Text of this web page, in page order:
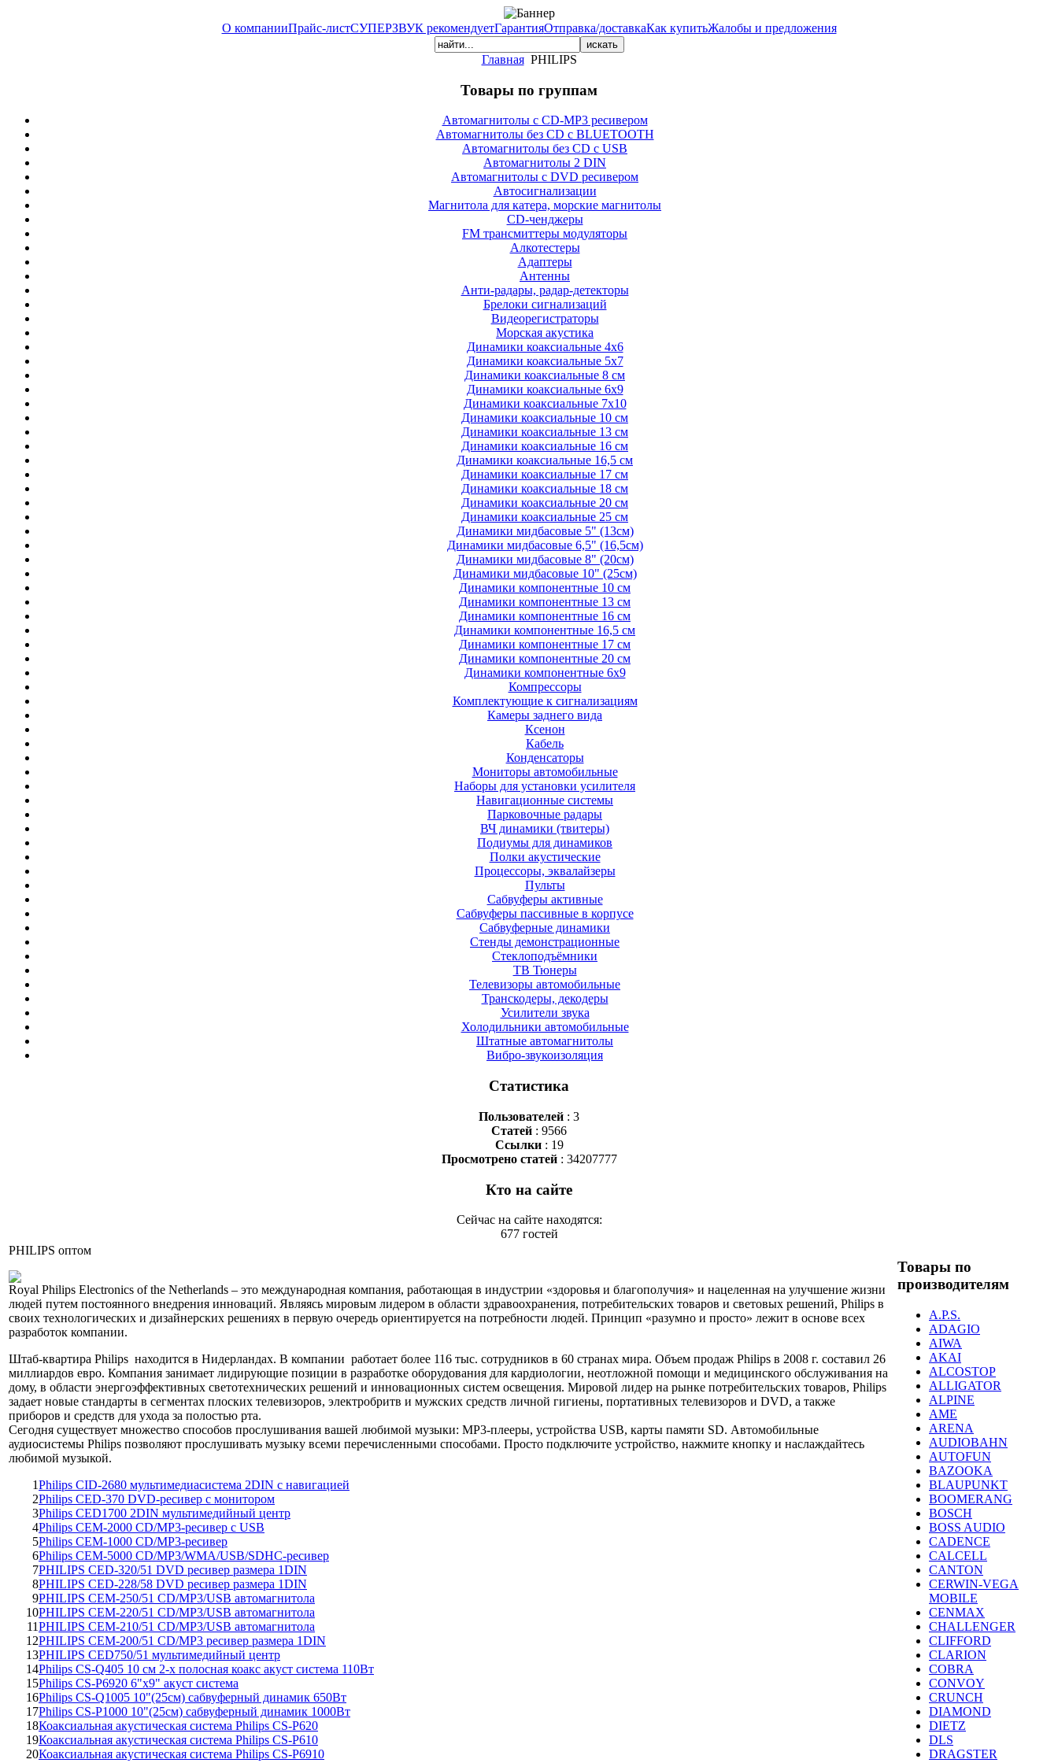
О компанииПрайс-листСУПЕРЗВУК рекомендуетГарантияОтправка/доставкаКак купитьЖалобы и предложения
Главная PHILIPS
Товары по группам
Автомагнитолы с CD-MP3 ресивером
Автомагнитолы без CD с BLUETOOTH
Автомагнитолы без CD с USB
Автомагнитолы 2 DIN
Автомагнитолы с DVD ресивером
Автосигнализации
Магнитола для катера, морские магнитолы
CD-ченджеры
FM трансмиттеры модуляторы
Алкотестеры
Адаптеры
Антенны
Анти-радары, радар-детекторы
Брелоки сигнализаций
Видеорегистраторы
Морская акустика
Динамики коаксиальные 4х6
Динамики коаксиальные 5х7
Динамики коаксиальные 8 см
Динамики коаксиальные 6х9
Динамики коаксиальные 7х10
Динамики коаксиальные 10 см
Динамики коаксиальные 13 см
Динамики коаксиальные 16 см
Динамики коаксиальные 16,5 см
Динамики коаксиальные 17 см
Динамики коаксиальные 18 см
Динамики коаксиальные 20 см
Динамики коаксиальные 25 см
Динамики мидбасовые 5" (13см)
Динамики мидбасовые 6,5" (16,5см)
Динамики мидбасовые 8" (20см)
Динамики мидбасовые 10" (25см)
Динамики компонентные 10 см
Динамики компонентные 13 см
Динамики компонентные 16 см
Динамики компонентные 16,5 см
Динамики компонентные 17 см
Динамики компонентные 20 см
Динамики компонентные 6х9
Компрессоры
Комплектующие к сигнализациям
Камеры заднего вида
Ксенон
Кабель
Конденсаторы
Мониторы автомобильные
Наборы для установки усилителя
Навигационные системы
Парковочные радары
ВЧ динамики (твитеры)
Подиумы для динамиков
Полки акустические
Процессоры, эквалайзеры
Пульты
Сабвуферы активные
Сабвуферы пассивные в корпусе
Сабвуферные динамики
Стенды демонстрационные
Стеклоподъёмники
ТВ Тюнеры
Телевизоры автомобильные
Транскодеры, декодеры
Усилители звука
Холодильники автомобильные
Штатные автомагнитолы
Вибро-звукоизоляция
Статистика
Пользователей : 3
Статей : 9566
Ссылки: 19
Просмотрено статей: 34207777
Кто на сайте
Сейчас на сайте находятся:
677 гостей
PHILIPS оптом
Royal Philips Electronics of the Netherlands – это международная компания, работающая в индустрии «здоровья и благополучия» и нацеленная на улучшение жизни
людей путем постоянного внедрения инноваций. Являясь мировым лидером в области здравоохранения, потребительских товаров и световых решений, Philips в
своих технологических и дизайнерских решениях в первую очередь ориентируется на потребности людей. Принцип «разумно и просто» лежит в основе всех
разработок компании.
Штаб-квартира Philips находится в Нидерландах. В компании работает более 116 тыс. сотрудников в 60 странах мира. Объем продаж Philips в 2008 г. составил 26
миллиардов евро. Компания занимает лидирующие позиции в разработке оборудования для кардиологии, неотложной помощи и медицинского обслуживания на
дому, в области энергоэффективных светотехнических решений и инновационных систем освещения. Мировой лидер на рынке потребительских товаров, Philips
задает новые стандарты в сегментах плоских телевизоров, электробритв и мужских средств личной гигиены, портативных телевизоров и DVD, а также
приборов и средств для ухода за полостью рта.
Сегодня существует множество способов прослушивания вашей любимой музыки: MP3-плееры, устройства USB, карты памяти SD. Автомобильные
аудиосистемы Philips позволяют прослушивать музыку всеми перечисленными способами. Просто подключите устройство, нажмите кнопку и наслаждайтесь
любимой музыкой.
1Philips CID-2680 мультимедиасистема 2DIN с навигацией
2Philips CED-370 DVD-ресивер с монитором
3Philips CED1700 2DIN мультимедийный центр
4Philips CEM-2000 CD/MP3-ресивер с USB
5Philips CEM-1000 CD/MP3-ресивер
6Philips CEM-5000 CD/MP3/WMA/USB/SDHC-ресивер
7PHILIPS CED-320/51 DVD ресивер размера 1DIN
8PHILIPS CED-228/58 DVD ресивер размера 1DIN
9PHILIPS CEM-250/51 CD/MP3/USB автомагнитола
10PHILIPS CEM-220/51 CD/MP3/USB автомагнитола
11PHILIPS CEM-210/51 CD/MP3/USB автомагнитола
12PHILIPS CEM-200/51 CD/MP3 ресивер размера 1DIN
13PHILIPS CED750/51 мультимедийный центр
14Philips CS-Q405 10 см 2-х полосная коакс акуст система 110Вт
15Philips CS-P6920 6"x9" акуст система
16Philips CS-Q1005 10"(25см) сабвуферный динамик 650Вт
17Philips CS-P1000 10"(25см) сабвуферный динамик 1000Вт
18Коаксиальная акустическая система Philips CS-P620
19Коаксиальная акустическая система Philips CS-P610
20Коаксиальная акустическая система Philips CS-P6910
Товары по
производителям
A.P.S.
ADAGIO
AIWA
AKAI
ALCOSTOP
ALLIGATOR
ALPINE
AME
ARENA
AUDIOBAHN
AUTOFUN
BAZOOKA
BLAUPUNKT
BOOMERANG
BOSCH
BOSS AUDIO
CADENCE
CALCELL
CANTON
CERWIN-VEGA
MOBILE
CENMAX
CHALLENGER
CLIFFORD
CLARION
COBRA
CONVOY
CRUNCH
DIAMOND
DIETZ
DLS
DRAGSTER